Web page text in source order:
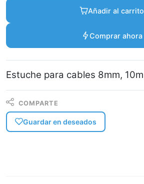
Añadir al carrito
Comprar ahora
Estuche para cables 8mm, 10m
COMPARTE
Guardar en deseados